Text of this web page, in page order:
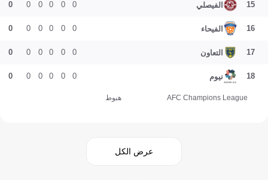
15 الفيصلي 0
0
0
0
0
0
16 الفيحاء 0
0
0
0
0
0
17 التعاون 0
0
0
0
0
0
18 نيوم 0
0
0
0
0
0
AFC Champions League هبوط
عرض الكل